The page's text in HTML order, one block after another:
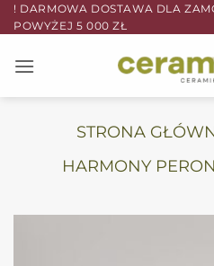
Przewiń
do
! DARMOWA DOSTAWA DLA
POWYŻEJ 5 000 ZŁ
STRONA
HARMONY